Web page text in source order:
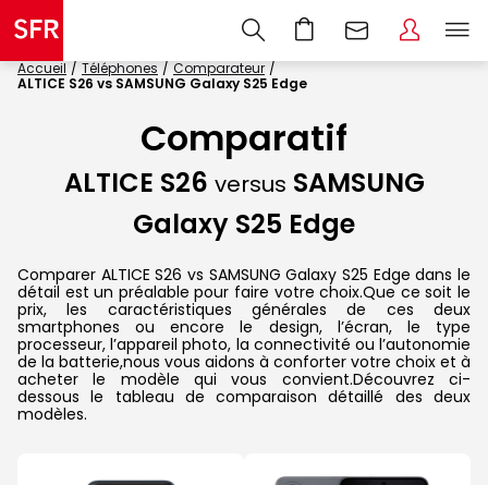
Accueil Téléphones
Comparateur
ALTICE S26 vs SAMSUNG Galaxy S25 Edge
Comparatif
ALTICE S26 versus SAMSUNG
Galaxy S25 Edge
Comparer ALTICE S26 vs SAMSUNG Galaxy S25 Edge dans le
détail est un préalable pour faire votre choix.Que ce soit le
prix, les caractéristiques générales de ces deux
smartphones ou encore le design, l’écran, le type
processeur, l’appareil photo, la connectivité ou l’autonomie
de la batterie,nous vous aidons à conforter votre choix et à
acheter le modèle qui vous convient.Découvrez ci-
dessous le tableau de comparaison détaillé des deux
modèles.